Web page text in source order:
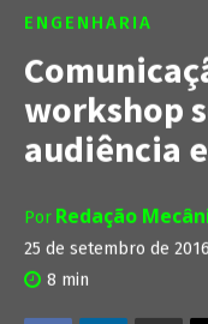
ENGENHARIA
workshop
audiência
Por Redação
25 de setembro de 2016
8 min